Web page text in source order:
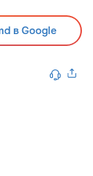
в Google